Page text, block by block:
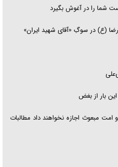
شما را در آغوش بگیرد
(ع) در سوگِ «آقای شهید ایران»
بار از بغض
مبعوث اجازه نخواهند داد مطالبات